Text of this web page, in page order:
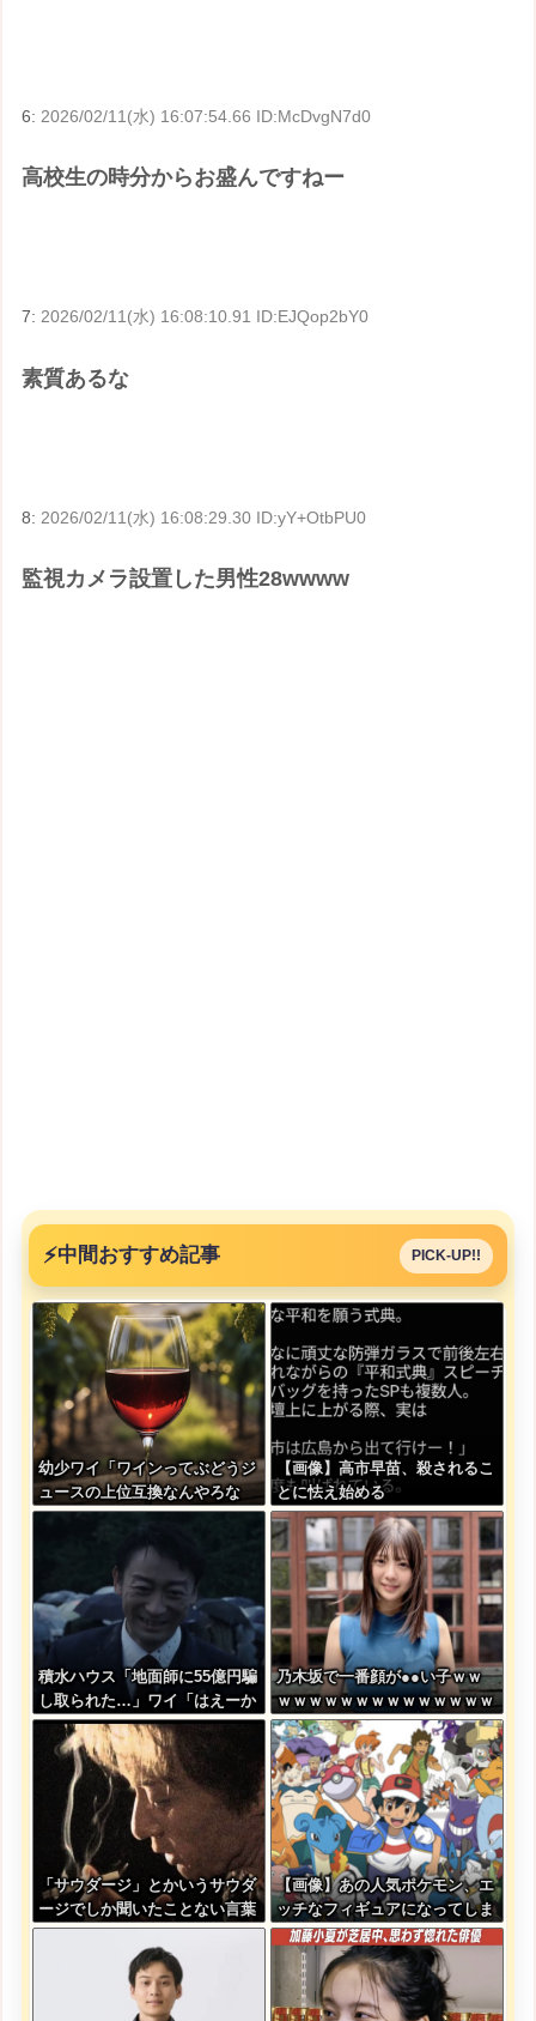
6: 2026/02/11(水) 16:07:54.66 ID:McDvgN7d0
高校生の時分からお盛んですねー
7:2026/02/11(水) 16:08:10.91 ID:EJQop2bY0
素質あるな
8: 2026/02/11(水) 16:08:29.30 ID:yY+OtbPU0
監視カメラ設置した男性28wwww
⚡中間おすすめ記事 PICK-UP!!
幼少ワイ「ワインってぶどうジ
ュースの上位互換なんやろな
ぁ」
【画像】高市早苗、殺されるこ
とに怯え始める
積水ハウス「地面師に55億円騙
し取られた…」ワイ「はえーか
わいそう…会社滅茶苦茶やろな
ぁ」→
乃木坂で一番顔が●●い子ｗｗ
ｗｗｗｗｗｗｗｗｗｗｗｗｗｗ
ｗｗｗ
「サウダージ」とかいうサウダ
ージでしか聞いたことない言葉
ｗｗｗｗｗｗｗｗ
【画像】あの人気ポケモン、エ
ッチなフィギュアになってしま
う